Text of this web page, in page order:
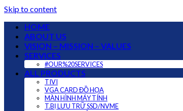
Skip to content
HOME
ABOUT US
VISION – MISSION – VALUES
SERVICES
#OUR%20SERVICES
ALL PRODUCTS
TIVI
VGA CARD ĐỒ HỌA
MÀN HÌNH MÁY TÍNH
T.BỊ LƯU TRỮ SSD/NVME